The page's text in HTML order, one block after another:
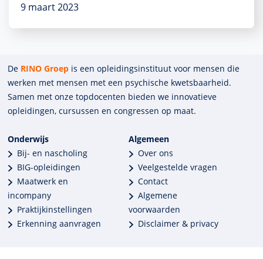
9 maart 2023
De RINO Groep is een opleidings­insti­tuut voor mensen die
werken met mensen met een psychische kwets­baar­heid.
Samen met onze top­docenten bieden we innova­tieve
opleidingen, cursussen en congres­sen op maat.
Onderwijs
Bij- en nascholing
BIG-opleidingen
Maatwerk en
incompany
Praktijkinstellingen
Erkenning aanvragen
Algemeen
Over ons
Veelgestelde vragen
Contact
Algemene
voorwaarden
Disclaimer & privacy